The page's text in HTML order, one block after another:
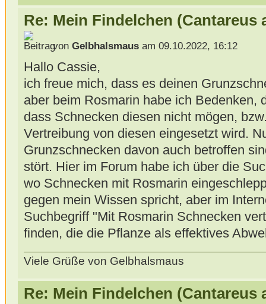
Re: Mein Findelchen (Cantareus
von Gelbhalsmausam 09.10.2022, 16:12
Hallo Cassie,
ich freue mich, dass es deinen
aber beim Rosmarin habe ich Bedenken,
dass Schnecken diesen nicht mögen,
Vertreibung von diesen eingesetzt wird.
Grunzschnecken davon auch betroffen
stört. Hier im Forum habe ich über die
wo Schnecken mit Rosmarin
gegen mein Wissen spricht, aber im
Suchbegriff "Mit Rosmarin Schnecken
finden, die die Pflanze als effektives
Viele Grüße von Gelbhalsmaus
Re: Mein Findelchen (Cantareus